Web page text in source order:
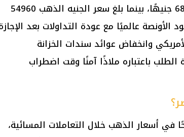
الأكثر تداولًا بين المصريين، نحو 6870 جنيهًا، بينما بلغ سعر الجنيه الذهب 54960
عالميًا مع عودة التداولات بعد
وانخفاض عوائد سندات الخزانة
الطلب باعتباره ملاذًا آمنًا وقت اضطراب
أسعار الذهب خلال التعاملات المسائية،